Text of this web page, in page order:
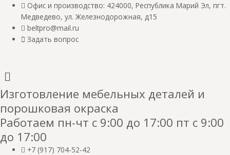
Перейти
содержимому
Офис и производство: 424000, Республика Марий Эл, пгт.
Медведево, ул. Железнодорожная, д15
beltpro@mail.ru
Задать вопрос
Изготовление мебельных деталей и
порошковая окраска
Работаем пн-чт с 9:00 до 17:00 пт с 9:00
до 17:00
+7 (917) 704-52-42
Поиск
товаров
Количество
товара
Компьютерный
стол